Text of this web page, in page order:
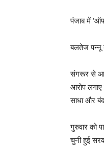
पंजाब में
बलतेज पन्नू
संगरूर से आम
आरोप
साधा और
गुरुवार को
चुनी हुई